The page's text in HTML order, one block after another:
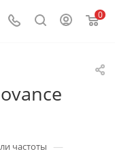
0
частоты —